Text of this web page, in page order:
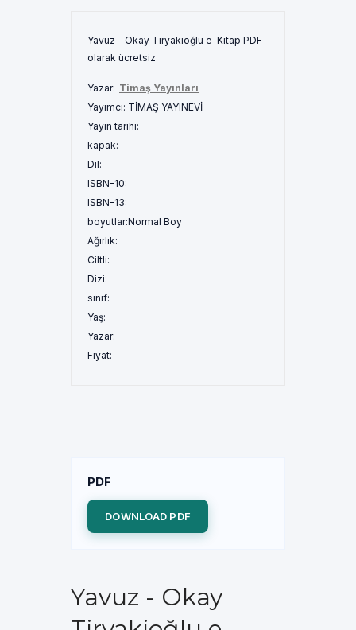
Yavuz - Okay Tiryakioğlu e-Kitap PDF
olarak ücretsiz
Yazar: Timaş Yayınları
Yayımcı: TİMAŞ YAYINEVİ
Yayın tarihi:
kapak:
Dil:
ISBN-10:
ISBN-13:
boyutlar:Normal Boy
Ağırlık:
Ciltli:
Dizi:
sınıf:
Yaş:
Yazar:
Fiyat:
PDF
DOWNLOAD PDF
Yavuz - Okay